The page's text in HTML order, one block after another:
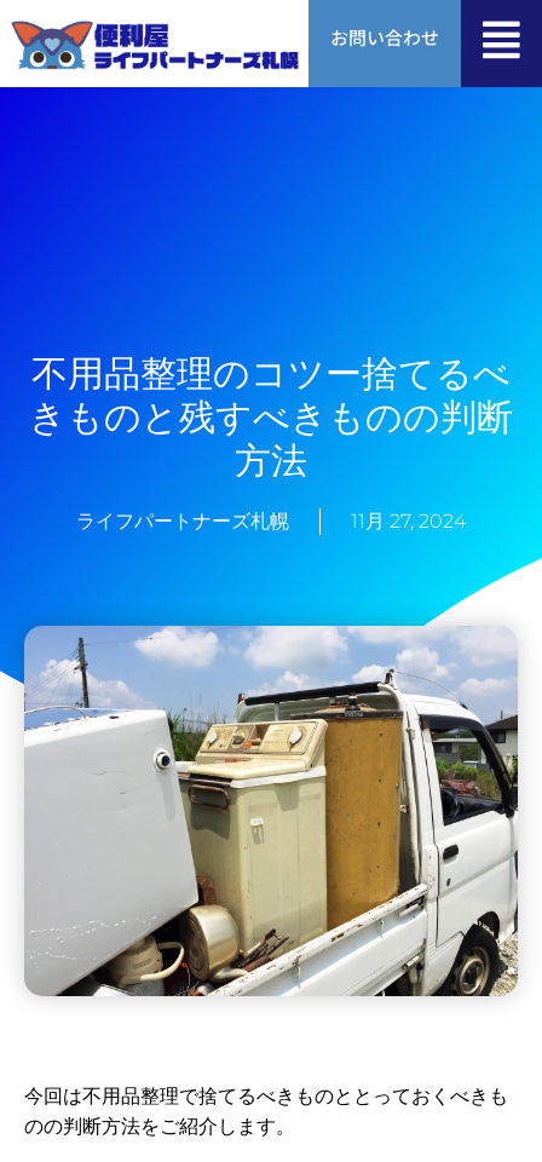
容
ス
お問い合わせ
不用品整理のコツー捨てるべ
きものと残すべきものの判断
方法
ライフパートナーズ札幌 11月 27, 2024
今回は不用品整理で捨てるべきものととっておくべきも
のの判断方法をご紹介します。